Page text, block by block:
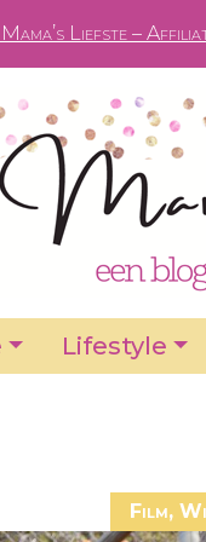
Liefste –
Lifestyle
Film,